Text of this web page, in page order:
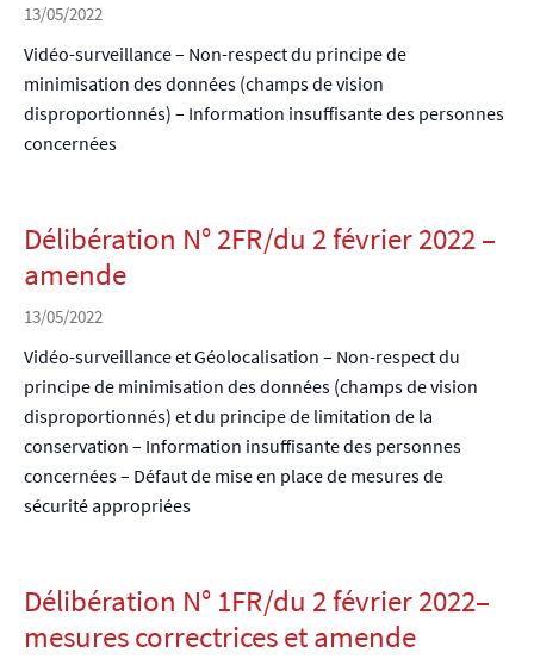
13/05/2022
Vidéo-surveillance – Non-respect du principe de
minimisation des données (champs de vision
disproportionnés) – Information insuffisante des personnes
concernées
Délibération N° 2FR/du 2 février 2022 –
amende
13/05/2022
Vidéo-surveillance et Géolocalisation – Non-respect du
principe de minimisation des données (champs de vision
disproportionnés) et du principe de limitation de la
conservation – Information insuffisante des personnes
concernées – Défaut de mise en place de mesures de
sécurité appropriées
Délibération N° 1FR/du 2 février 2022–
mesures correctrices et amende